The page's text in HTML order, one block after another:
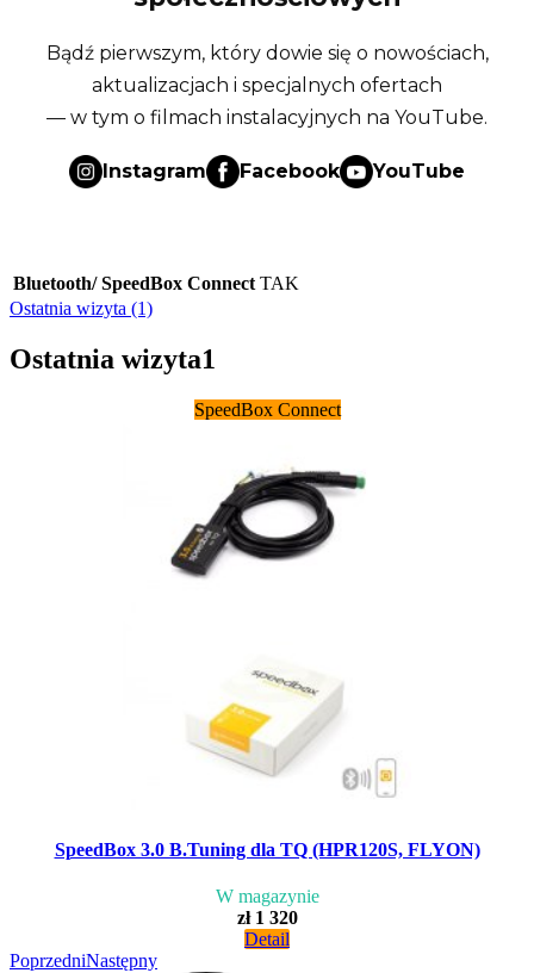
Bądź pierwszym, który dowie się o nowościach,
aktualizacjach i specjalnych ofertach
— w tym o filmach instalacyjnych na YouTube.
Instagram Facebook YouTube
Bluetooth/ SpeedBox Connect TAK
Ostatnia wizyta (1)
Ostatnia wizyta1
SpeedBox Connect
SpeedBox 3.0 B.Tuning dla TQ (HPR120S, FLYON)
W magazynie
zł 1 320
Detail
PoprzedniNastępny